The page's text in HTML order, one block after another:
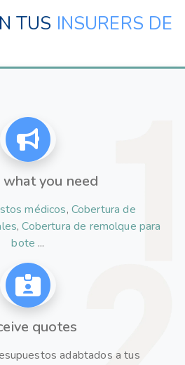
TUS INSURERS DE
you need
médicos, Cobertura de
,Cobertura de remolque para
bote ...
quotes
adabtados a tus